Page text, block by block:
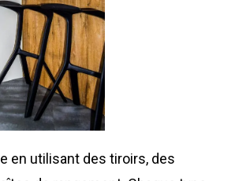
en utilisant des tiroirs, des